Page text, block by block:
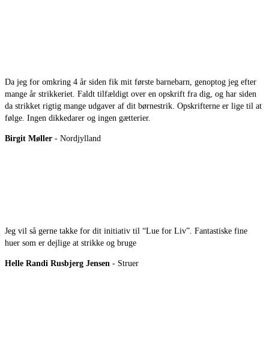
Da jeg for omkring 4 år siden fik mit første barnebarn, genoptog jeg efter
mange år strikkeriet. Faldt tilfældigt over en opskrift fra dig, og har siden
da strikket rigtig mange udgaver af dit børnestrik. Opskrifterne er lige til at
følge. Ingen dikkedarer og ingen gætterier.
Birgit Møller - Nordjylland
Jeg vil så gerne takke for dit initiativ til “Lue for Liv”. Fantastiske fine
huer som er dejlige at strikke og bruge
Helle Randi Rusbjerg Jensen - Struer